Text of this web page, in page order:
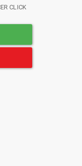
CLICK